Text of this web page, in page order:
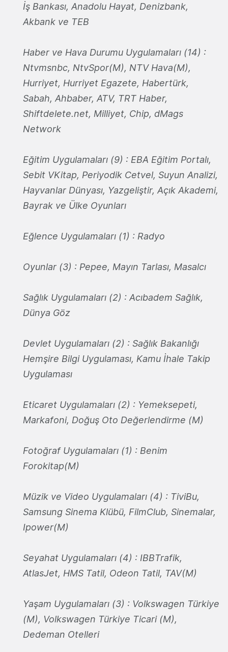
İş Bankası, Anadolu Hayat, Denizbank,
Akbank ve TEB
Haber ve Hava Durumu Uygulamaları (14) :
Ntvmsnbc, NtvSpor(M), NTV Hava(M),
Hurriyet, Hurriyet Egazete, Habertürk,
Sabah, Ahbaber, ATV, TRT Haber,
Shiftdelete.net, Milliyet, Chip, dMags
Network
Eğitim Uygulamaları (9) : EBA Eğitim Portalı,
Sebit VKitap, Periyodik Cetvel, Suyun Analizi,
Hayvanlar Dünyası, Yazgeliştir, Açık Akademi,
Bayrak ve Ülke Oyunları
Eğlence Uygulamaları (1) : Radyo
Oyunlar (3) : Pepee, Mayın Tarlası, Masalcı
Sağlık Uygulamaları (2) : Acıbadem Sağlık,
Dünya Göz
Devlet Uygulamaları (2) : Sağlık Bakanlığı
Hemşire Bilgi Uygulaması, Kamu İhale Takip
Uygulaması
Eticaret Uygulamaları (2) : Yemeksepeti,
Markafoni, Doğuş Oto Değerlendirme (M)
Fotoğraf Uygulamaları (1) : Benim
Forokitap(M)
Müzik ve Video Uygulamaları (4) : TiviBu,
Samsung Sinema Klübü, FilmClub, Sinemalar,
Ipower(M)
Seyahat Uygulamaları (4) : IBBTrafik,
AtlasJet, HMS Tatil, Odeon Tatil, TAV(M)
Yaşam Uygulamaları (3) : Volkswagen Türkiye
(M), Volkswagen Türkiye Ticari (M),
Dedeman Otelleri